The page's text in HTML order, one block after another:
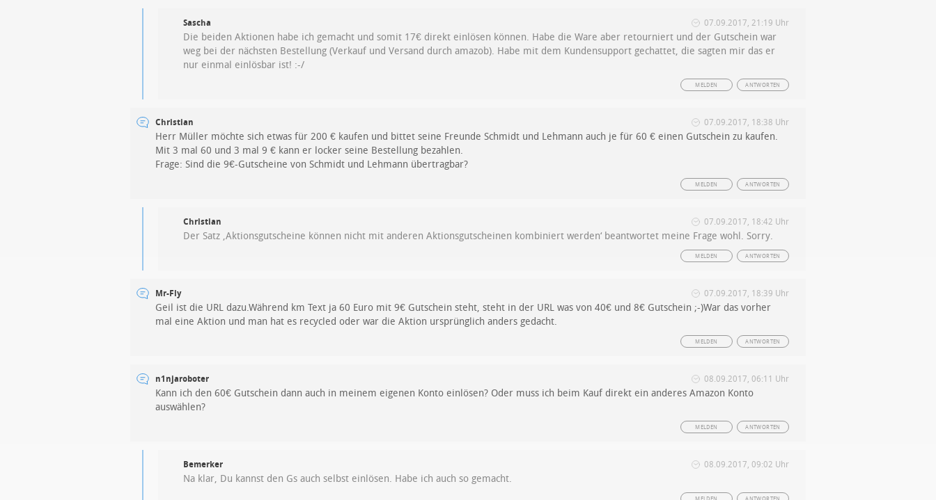
Sascha 07.09.2017, 21:19 Uhr
Die beiden Aktionen habe ich gemacht und somit 17€ direkt einlösen können. Habe die Ware aber retourniert und der Gutschein war
weg bei der nächsten Bestellung (Verkauf und Versand durch amazob). Habe mit dem Kundensupport gechattet, die sagten mir das er
nur einmal einlösbar ist! :-/
ANTWORTEN
MELDEN
Christian 07.09.2017, 18:38 Uhr
Herr Müller möchte sich etwas für 200 € kaufen und bittet seine Freunde Schmidt und Lehmann auch je für 60 € einen Gutschein zu kaufen.
Mit 3 mal 60 und 3 mal 9 € kann er locker seine Bestellung bezahlen.
Frage: Sind die 9€-Gutscheine von Schmidt und Lehmann übertragbar?
ANTWORTEN
MELDEN
Christian 07.09.2017, 18:42 Uhr
Der Satz ‚Aktionsgutscheine können nicht mit anderen Aktionsgutscheinen kombiniert werden‘ beantwortet meine Frage wohl. Sorry.
ANTWORTEN
MELDEN
Mr-Fly 07.09.2017, 18:39 Uhr
Geil ist die URL dazu.Während km Text ja 60 Euro mit 9€ Gutschein steht, steht in der URL was von 40€ und 8€ Gutschein ;-)War das vorher
mal eine Aktion und man hat es recycled oder war die Aktion ursprünglich anders gedacht.
ANTWORTEN
MELDEN
n1njaroboter 08.09.2017, 06:11 Uhr
Kann ich den 60€ Gutschein dann auch in meinem eigenen Konto einlösen? Oder muss ich beim Kauf direkt ein anderes Amazon Konto
auswählen?
ANTWORTEN
MELDEN
Bemerker 08.09.2017, 09:02 Uhr
Na klar, Du kannst den Gs auch selbst einlösen. Habe ich auch so gemacht.